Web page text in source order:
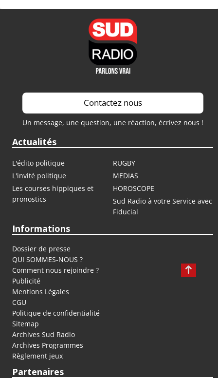
Contactez nous
Un message, une question, une réaction, écrivez nous !
Actualités
L'édito politique
RUGBY
L'invité politique
MEDIAS
Les courses hippiques et
pronostics
HOROSCOPE
Sud Radio à votre Service avec
Fiducial
Informations
Dossier de presse
QUI SOMMES-NOUS ?
Comment nous rejoindre ?
Publicité
Mentions Légales
CGU
Politique de confidentialité
Sitemap
Archives Sud Radio
Archives Programmes
Règlement jeux
Partenaires